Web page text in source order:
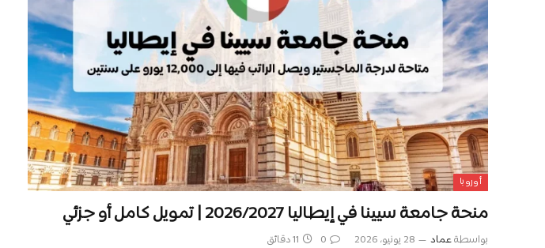
أوروبا
منحة جامعة سيينا في إيطاليا 2026/2027 | تمويل كامل أو جزئي
بواسطةعماد 28 يونيو، 2026 0 11 دقائق